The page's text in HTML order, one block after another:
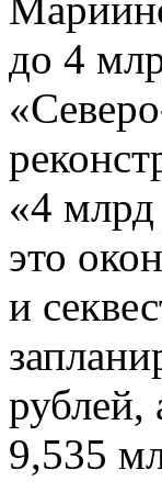
до 4
«4
это
и
рублей,
9,535